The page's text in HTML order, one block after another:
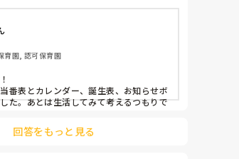
れば教えてください！
育園, 認可保育園
番表とカレンダー、誕生表、お知らせボ
た。あとは生活してみて考えるつもりで
回答をもっと見る